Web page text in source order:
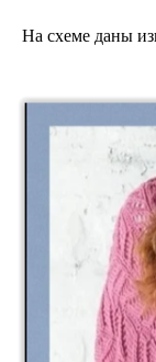
На схеме даны